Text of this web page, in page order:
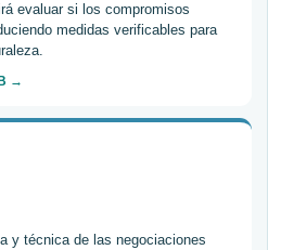
evaluar si los compromisos
medidas verificables para
→
y técnica de las negociaciones